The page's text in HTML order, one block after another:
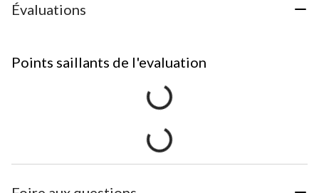
Évaluations
Points saillants de l'evaluation